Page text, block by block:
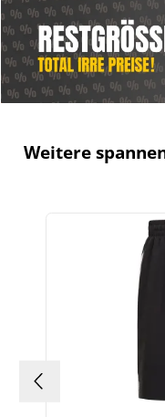
Weitere
Produktgalerie